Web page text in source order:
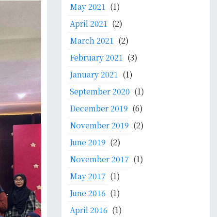
May 2021 (1)
April 2021 (2)
March 2021 (2)
February 2021 (3)
January 2021 (1)
September 2020 (1)
December 2019 (6)
November 2019 (2)
June 2019 (2)
November 2017 (1)
May 2017 (1)
June 2016 (1)
April 2016 (1)